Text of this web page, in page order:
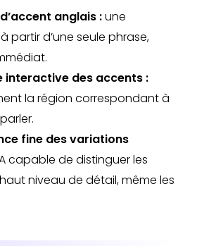
anglais :une
partir d’une seule phrase,
interactive des accents :
la région correspondant à
fine des variations
capable de distinguer les
niveau de détail, même les